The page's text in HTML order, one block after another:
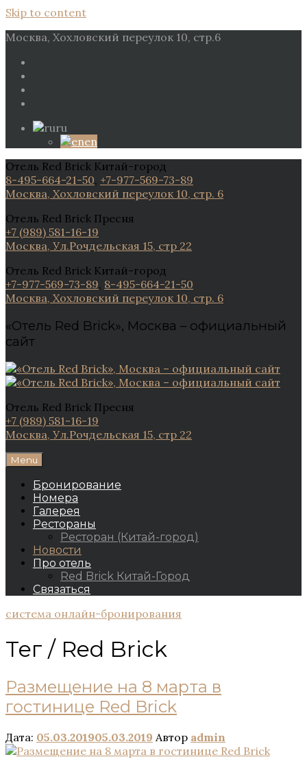
Skip to content
Москва, Хохловский переулок 10, стр.6
ru
en
Отель Red Brick Китай-город
8-495-664-21-50, +7-977-569-73-89
Москва, Хохловский переулок 10, стр. 6
Отель Red Brick Пресня
+7 (989) 581-16-19
Москва, Ул.Рочдельская 15, стр 22
Отель Red Brick Китай-город
+7-977-569-73-89, 8-495-664-21-50
Москва, Хохловский переулок 10, стр. 6
«Отель Red Brick», Москва – официальный
сайт
Отель Red Brick Пресня
+7 (989) 581-16-19
Москва, Ул.Рочдельская 15, стр 22
Menu
Бронирование
Номера
Галерея
Рестораны
Ресторан (Китай-город)
Новости
Про отель
Red Brick Китай-Город
Связаться
система онлайн-бронирования
Тег / Red Brick
Размещение на 8 марта в
гостинице Red Brick
Дата: 05.03.201905.03.2019 Автор admin